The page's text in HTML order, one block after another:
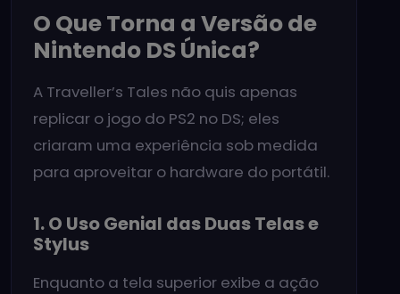
O Que Torna a Versão de
Nintendo DS Única?
A Traveller’s Tales não quis apenas
replicar o jogo do PS2 no DS; eles
criaram uma experiência sob medida
para aproveitar o hardware do portátil.
1. O Uso Genial das Duas Telas e
Stylus
Enquanto a tela superior exibe a ação